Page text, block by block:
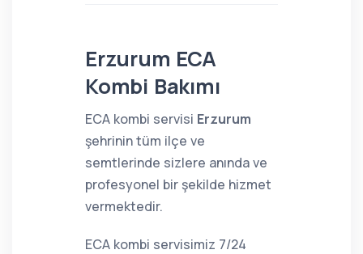
Erzurum ECA
Kombi Bakımı
ECA kombi servisi Erzurum
şehrinin tüm ilçe ve
semtlerinde sizlere anında ve
profesyonel bir şekilde hizmet
vermektedir.
ECA kombi servisimiz 7/24